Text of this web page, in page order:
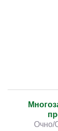
Очно/